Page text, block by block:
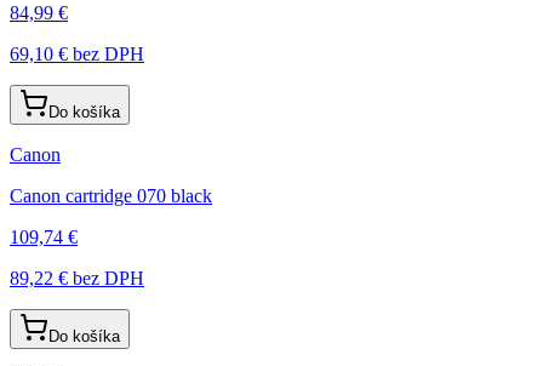
84,99 €
69,10 € bez DPH
Do košíka
Canon
Canon cartridge 070 black
109,74 €
89,22 € bez DPH
Do košíka